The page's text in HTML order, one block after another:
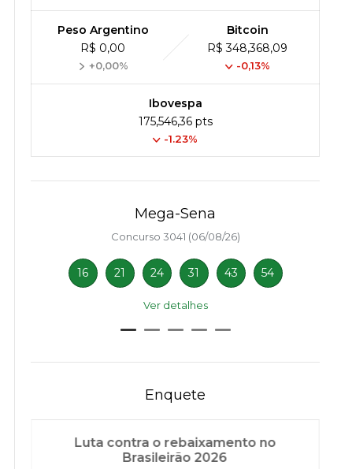
Peso Argentino
R$ 0,00
+0,00%
Bitcoin
R$ 348,368,09
-0,13%
Ibovespa
175,546,36 pts
-1.23%
Mega-Sena
Concurso 3041 (06/08/26)
16 21 24 31 43 54
Ver detalhes
Enquete
Luta contra o rebaixamento no
Brasileirão 2026